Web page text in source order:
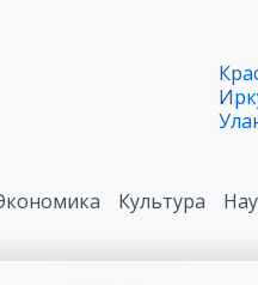
Культура